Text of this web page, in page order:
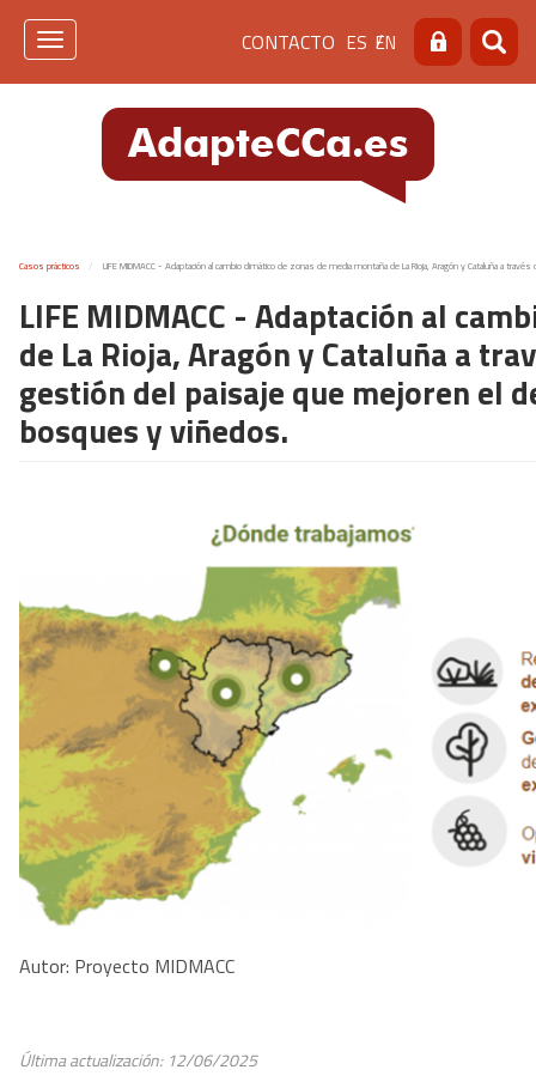
Pasar
Menú
de
cabecera
[contacto]
CONTACTO ES EN Buscar
Toggle
Casos prácticos LIFE MIDMACC - Adaptación al cambio climático de zonas de media montaña de La Rioja, Aragón y Cataluña a
LIFE MIDMACC - Adaptación al
de La Rioja, Aragón y Cataluña a
gestión del paisaje que mejoren el
bosques y viñedos.
Autor: Proyecto MIDMACC
Última actualización: 12/06/2025